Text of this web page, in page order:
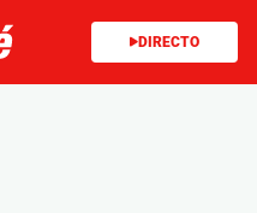
DIRECTO